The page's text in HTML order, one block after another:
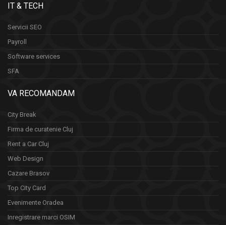
IT & TECH
Servicii SEO
Payroll
Software services
SFA
VA RECOMANDAM
City Break
Firma de curatenie Cluj
Rent a Car Cluj
Web Design
Cazare Brasov
Top City Card
Evenimente Oradea
Inregistrare marci OSIM